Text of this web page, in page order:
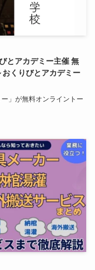
とアカデミー主催 無
くりびとアカデミー
」が無料オンライントー